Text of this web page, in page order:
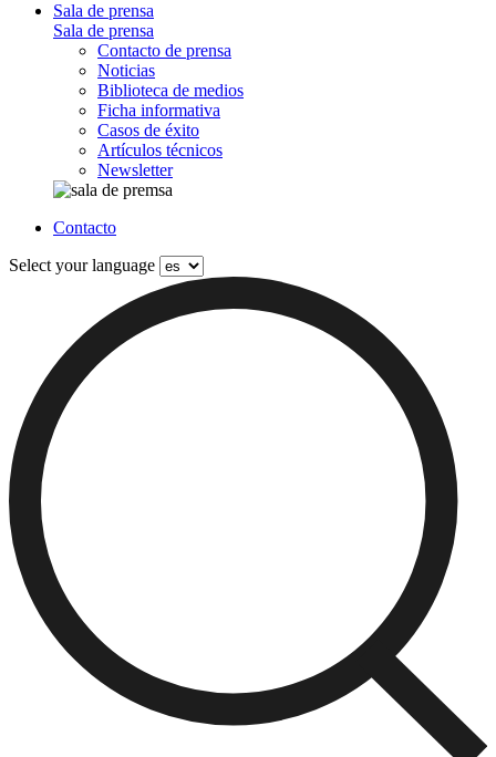
Sala de prensa
Sala de prensa
Contacto de prensa
Noticias
Biblioteca de medios
Ficha informativa
Casos de éxito
Artículos técnicos
Newsletter
Contacto
Select your language